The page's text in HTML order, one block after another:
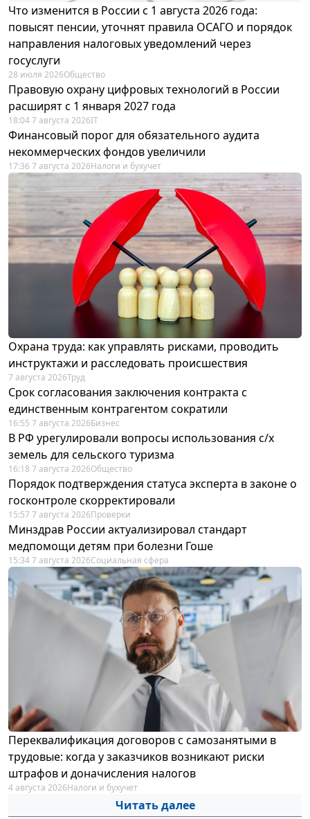
Что изменится в России с 1 августа 2026 года:
повысят пенсии, уточнят правила ОСАГО и порядок
направления налоговых уведомлений через
госуслуги
28 июля 2026Общество
Правовую охрану цифровых технологий в России
расширят с 1 января 2027 года
18:04 7 августа 2026IT
Финансовый порог для обязательного аудита
некоммерческих фондов увеличили
17:36 7 августа 2026Налоги и бухучет
Охрана труда: как управлять рисками, проводить
инструктажи и расследовать происшествия
7 августа 2026Труд
Срок согласования заключения контракта с
единственным контрагентом сократили
16:55 7 августа 2026Бизнес
В РФ урегулировали вопросы использования с/х
земель для сельского туризма
16:18 7 августа 2026Общество
Порядок подтверждения статуса эксперта в законе о
госконтроле скорректировали
15:57 7 августа 2026Проверки
Минздрав России актуализировал стандарт
медпомощи детям при болезни Гоше
15:34 7 августа 2026Социальная сфера
Переквалификация договоров с самозанятыми в
трудовые: когда у заказчиков возникают риски
штрафов и доначисления налогов
4 августа 2026Налоги и бухучет
Читать далее